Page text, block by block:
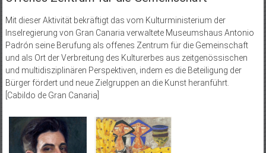
Mit dieser Aktivität bekräftigt das vom Kulturministerium der
Inselregierung von Gran Canaria verwaltete Museumshaus Antonio
Padrón seine Berufung als offenes Zentrum für die Gemeinschaft
und als Ort der Verbreitung des Kulturerbes aus zeitgenössischen
und multidisziplinären Perspektiven, indem es die Beteiligung der
Bürger fördert und neue Zielgruppen an die Kunst heranführt.
[Cabildo de Gran Canaria]